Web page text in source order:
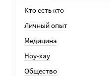
Кто есть кто
Личный опыт
Медицина
Ноу-хау
Общество